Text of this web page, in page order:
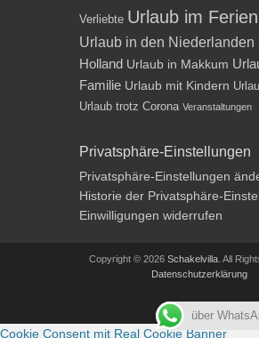
Verliebte Urlaub im
Urlaub in den Niederlanden
Holland Urlaub in Makkum
Familie Urlaub mit Kindern
Urlaub trotz Corona Veranstaltungen
Privatsphäre-Einstellungen
Privatsphäre-Einstellungen
Historie der Privatsphäre-
Einwilligungen widerrufen
Copyright © 2026 Schakelvilla. All
Datenschutzerklärung
Impressum
über
Cookie Consent mit Real Cookie Banner